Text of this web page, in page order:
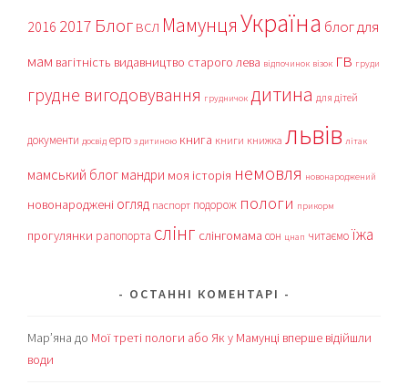
2016 2017 Блог ВСЛ МамунцяУкраїна блог для
мам вагітність видавництво старого лева відпочинок візок гв груди
грудне вигодовування грудничок дитина для дітей
документи досвід ерго з дитиною книга книги книжка львів літак
мамський блог мандри моя історія немовля новонароджений
новонароджені огляд паспорт подорож пологи прикорм
прогулянки рапопорта слінг слінгомама сон цнап читаємоїжа
ОСТАННІ КОМЕНТАРІ
Мар’яна до Мої треті пологи або Як у Мамунці вперше відійшли
води